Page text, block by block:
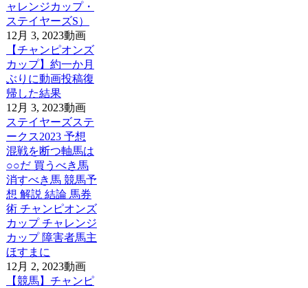
ャレンジカップ・
ステイヤーズS）
12月 3, 2023動画
【チャンピオンズ
カップ】約一か月
ぶりに動画投稿復
帰した結果
12月 3, 2023動画
ステイヤーズステ
ークス2023 予想
混戦を断つ軸馬は
○○だ 買うべき馬
消すべき馬 競馬予
想 解説 結論 馬券
術 チャンピオンズ
カップ チャレンジ
カップ 障害者馬主
ほすまに
12月 2, 2023動画
【競馬】チャンピ